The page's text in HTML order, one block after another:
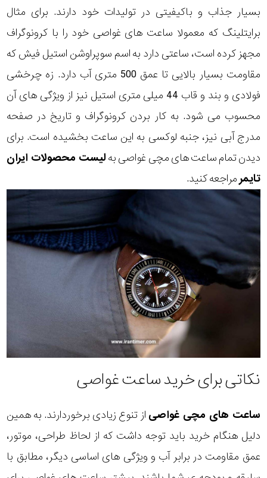
بسیار جذاب و باکیفیتی در تولیدات خود دارند. برای مثال
برایتلینگ که معمولا ساعت های غواصی خود را با کرونوگراف
مجهز کرده است، ساعتی دارد به اسم سوپراوشن استیل فیش که
مقاومت بسیار بالایی تا عمق 500 متری آب دارد. زه چرخشی
فولادی و بند و قاب 44 میلی متری استیل نیز از ویژگی های آن
محسوب می شود. به کار بردن کرونوگراف و تاریخ در صفحه
مدرج آبی نیز، جنبه لوکسی به این ساعت بخشیده است. برای
دیدن تمام ساعت های مچی غواصی بهلیست محصولات ایران
تایمرمراجعه کنید.
نکاتی برای خرید ساعت غواصی
ساعت های مچی غواصی از تنوع زیادی برخوردارند. به همین
دلیل هنگام خرید باید توجه داشت که از لحاظ طراحی، موتور،
عمق مقاومت در برابر آب و ویژگی های اساسی دیگر، مطابق با